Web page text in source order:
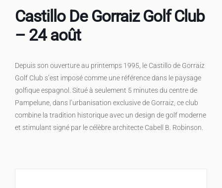
Castillo De Gorraiz Golf Club
– 24 août
Depuis son ouverture au printemps 1995, le Castillo de Gorraiz
Golf Club s’est imposé comme une référence dans le paysage
golfique espagnol. Situé à seulement 5 minutes du centre de
Pampelune, dans l’urbanisation exclusive de Gorraiz, ce club
combine la tradition historique avec un design de golf moderne
et stimulant signé par le célèbre architecte Cabell B. Robinson.